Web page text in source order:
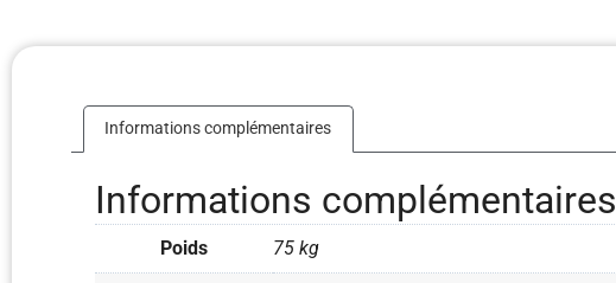
Informations complémentaires
Informations complémentaires
Poids 75 kg